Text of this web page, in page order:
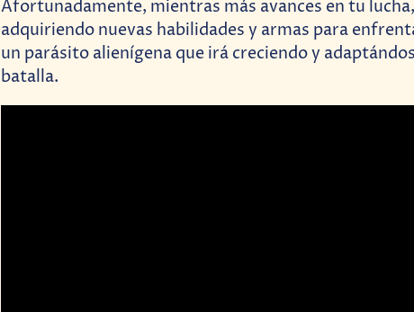
Afortunadamente, mientras más avances en tu
adquiriendo nuevas habilidades y armas para
un parásito alienígena que irá creciendo y
batalla.